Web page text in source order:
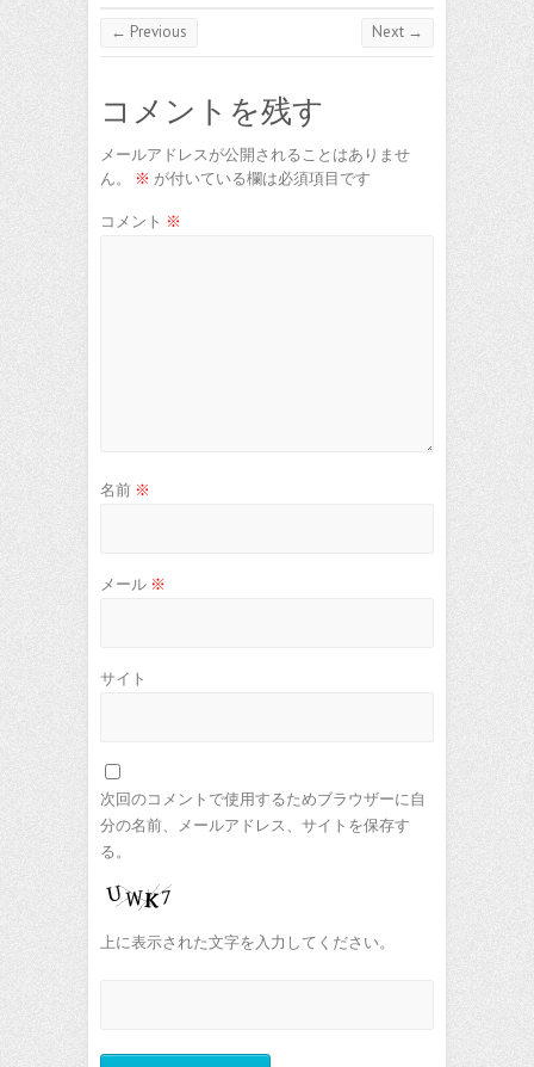
← Previous Next →
コメントを残す
メールアドレスが公開されることはありませ
ん。
※ が付いている欄は必須項目です
コメント ※
名前 ※
メール ※
サイト
次回のコメントで使用するためブラウザーに自
分の名前、メールアドレス、サイトを保存す
る。
上に表示された文字を入力してください。